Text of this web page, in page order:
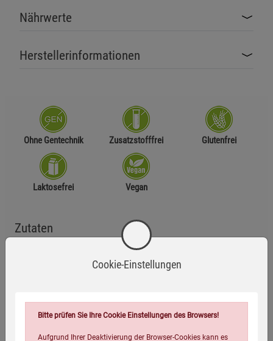
Nährwerte
Herstellerinformationen
Ohne Gentechnik Zusatzstofffrei Glutenfrei
Laktosefrei Vegan
Zutaten
Trinken Sie 2–3 Mal täglich jeweils 30 ml Graviola-Saft pur
oder mit Wasser verdünnt – idealerweise vor den Mahlzeiten.
Cookie-Einstellungen
Bitte prüfen Sie Ihre Cookie Einstellungen des Browsers!
Aufgrund Ihrer Deaktivierung der Browser-Cookies kann es